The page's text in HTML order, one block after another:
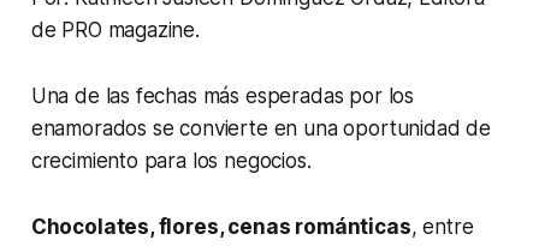
de PRO magazine.
Una de las fechas más esperadas por los
enamorados se convierte en una oportunidad de
crecimiento para los negocios.
Chocolates, flores, cenas románticas, entre